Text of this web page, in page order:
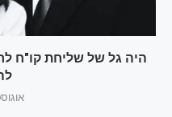
היה גל של שליחת קו"ח
אוגוסט 1,